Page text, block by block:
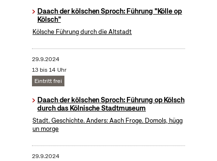
Daach der kölschen Sproch: Führung "Kölle op
Kölsch"
Kölsche Führung durch die Altstadt
29.9.2024
13 bis 14 Uhr
Eintritt frei
Daach der kölschen Sproch: Führung op Kölsch
durch das Kölnische Stadtmuseum
Stadt. Geschichte. Anders: Aach Froge. Domols, hügg
un morge
29.9.2024